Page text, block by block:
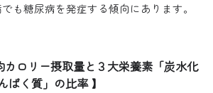
も糖尿病を発症する傾向にあります。
カロリー摂取量と３大栄養素「炭水化
ぱく質」の比率 】